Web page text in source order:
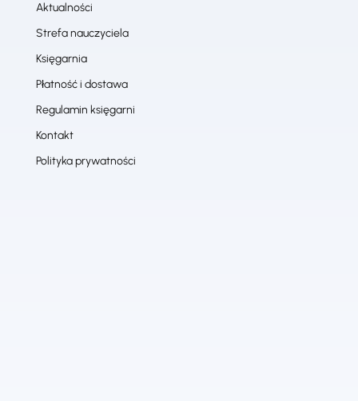
Aktualności
Strefa nauczyciela
Księgarnia
Płatność i dostawa
Regulamin księgarni
Kontakt
Polityka prywatności